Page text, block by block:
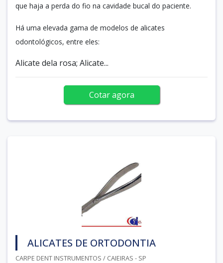
que haja a perda do fio na cavidade bucal do paciente.
Há uma elevada gama de modelos de alicates
odontológicos, entre eles:
Alicate dela rosa; Alicate...
Cotar agora
ALICATES DE ORTODONTIA
CARPE DENT INSTRUMENTOS / CAIEIRAS - SP